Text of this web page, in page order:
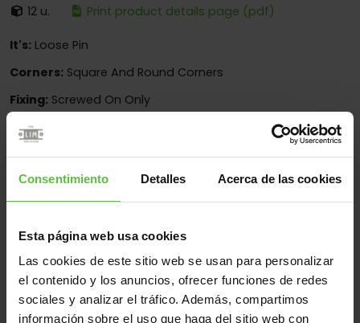
Consentimiento Detalles Acerca de las cookies
Esta página web usa cookies
Las cookies de este sitio web se usan para personalizar
el contenido y los anuncios, ofrecer funciones de redes
sociales y analizar el tráfico. Además, compartimos
información sobre el uso que haga del sitio web con
12 u.
Print product details page (pdf)
It's: Loose Pin
Corners: Square And Round Corners
Fixing: Screwed On Only
Material
(10 items)
Code Reference Measurements Variants
CE502-20- 1502/1528
80x13x20.0